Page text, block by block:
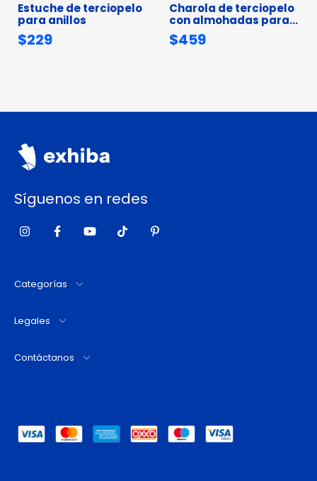
Estuche de terciopelo
para anillos
$229
Charola de terciopelo
con almohadas para
12 relojes o pulseras
$459
Síguenos en redes
Categorías
Legales
Contáctanos